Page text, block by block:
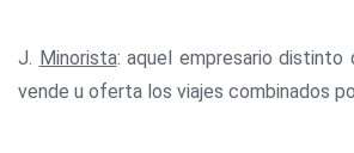
J. Minorista: aquel empresario distinto
vende u oferta los viajes combinados